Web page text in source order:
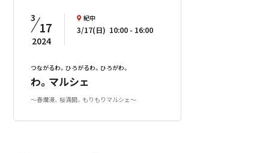
3
17
2024
紀中
3/17(日) 10:00 16:00
つながるわ。ひろがるわ。ひろがわ。
わ。マルシェ
～春爛漫。桜満開。もりもりマルシェ～